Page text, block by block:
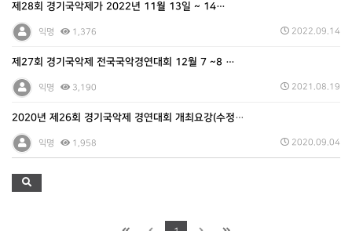
제28회 경기국악제가 2022년 11월 13일 ~ 14…
익명 1,376 2022.09.14
제27회 경기국악제 전국국악경연대회 12월 7 ~8 …
익명 3,190 2021.08.19
2020년 제26회 경기국악제 경연대회 개최요강(수정되…
익명 1,958 2020.09.04